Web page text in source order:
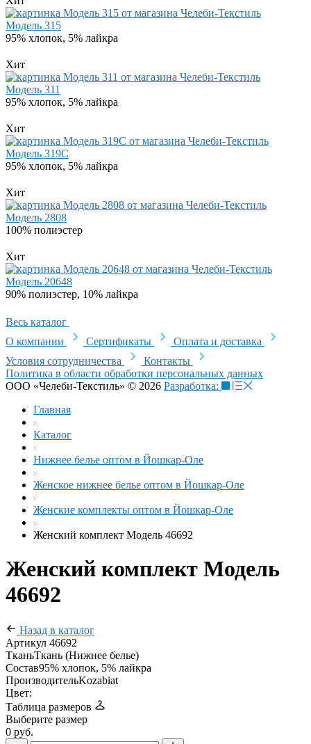
Модель 315
95% хлопок, 5% лайкра
Хит
Модель 311
95% хлопок, 5% лайкра
Хит
Модель 319C
95% хлопок, 5% лайкра
Хит
Модель 2808
100% полиэстер
Хит
Модель 20648
90% полиэстер, 10% лайкра
Весь каталог
О компании
Сертификаты
Оплата и доставка
Условия сотрудничества
Контакты
Политика в области обработки персональных данных
ООО «Челеби-Текстиль» © 2026 Разработка:
Главная
Каталог
Нижнее белье оптом в Йошкар-Оле
Женское нижнее белье оптом в Йошкар-Оле
Женские комплекты оптом в Йошкар-Оле
Женский комплект Модель 46692
Женский комплект Модель
46692
Назад в каталог
Артикул 46692
ТканьТкань (Нижнее белье)
Состав95% хлопок, 5% лайкра
ПроизводительKozabiat
Цвет:
Таблица размеров
Выберите размер
0 руб.